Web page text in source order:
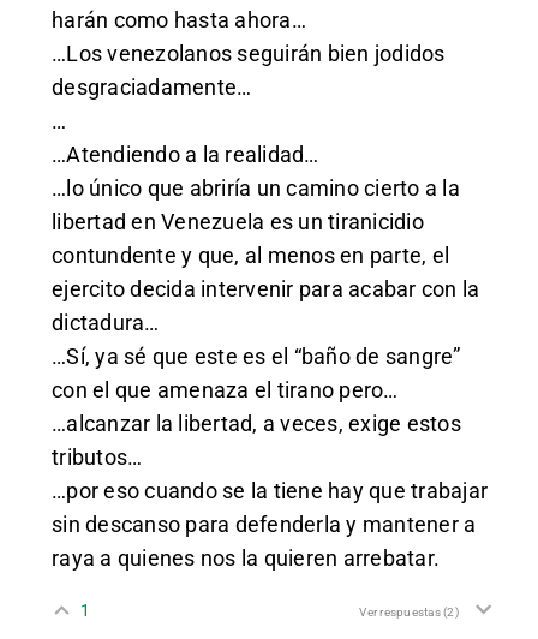
harán como hasta ahora…
…Los venezolanos seguirán bien jodidos
desgraciadamente…
…
…Atendiendo a la realidad…
…lo único que abriría un camino cierto a la
libertad en Venezuela es un tiranicidio
contundente y que, al menos en parte, el
ejercito decida intervenir para acabar con la
dictadura…
…Sí, ya sé que este es el “baño de sangre”
con el que amenaza el tirano pero…
…alcanzar la libertad, a veces, exige estos
tributos…
…por eso cuando se la tiene hay que trabajar
sin descanso para defenderla y mantener a
raya a quienes nos la quieren arrebatar.
1 Ver respuestas(2)